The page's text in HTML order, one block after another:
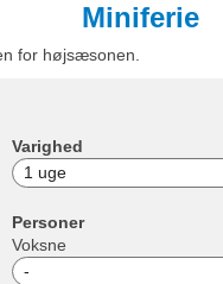
Miniferie
for højsæsonen.
Varighed
Personer
Voksne